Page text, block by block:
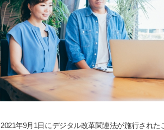
2021年9月1日にデジタル改革関連法が施行された